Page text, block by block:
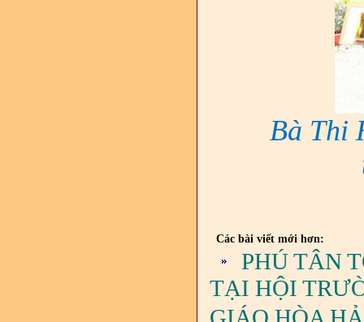
Bà Thi
Các bài viết mới hơn:
PHÚ TÂN
TẠI HỘI